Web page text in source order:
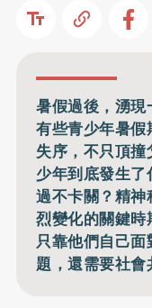
暑假過後，湧現
有些青少年暑
失序，不只頂
少年到底發生
過不卡關？精
烈變化的關鍵
只靠他們自己
題，還需要社會